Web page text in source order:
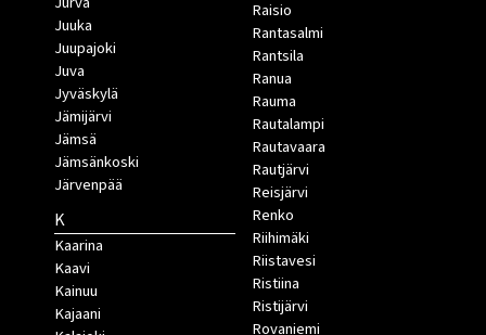
Juuka
Juupajoki
Juva
Jyväskylä
Jämijärvi
Jämsä
Jämsänkoski
Järvenpää
K
Kaarina
Kaavi
Kainuu
Kajaani
Raisio
Rantasalmi
Rantsila
Ranua
Rauma
Rautalampi
Rautavaara
Rautjärvi
Reisjärvi
Renko
Riihimäki
Riistavesi
Ristiina
Ristijärvi
Rovaniemi